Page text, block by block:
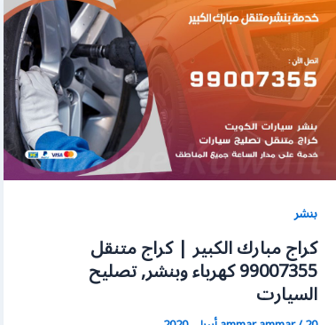
بنشر
كراج مبارك الكبير | كراج متنقل
99007355 كهرباء وبنشر, تصليح
السيارت